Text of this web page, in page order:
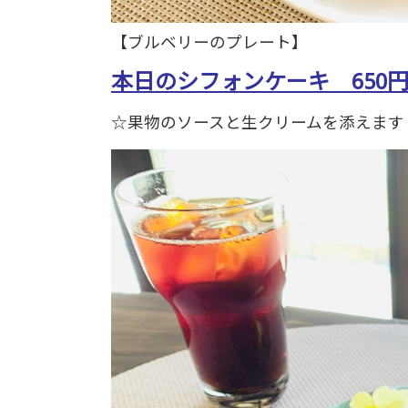
【ブルベリーのプレート】
本日のシフォンケーキ 650
☆果物のソースと生クリームを添えます